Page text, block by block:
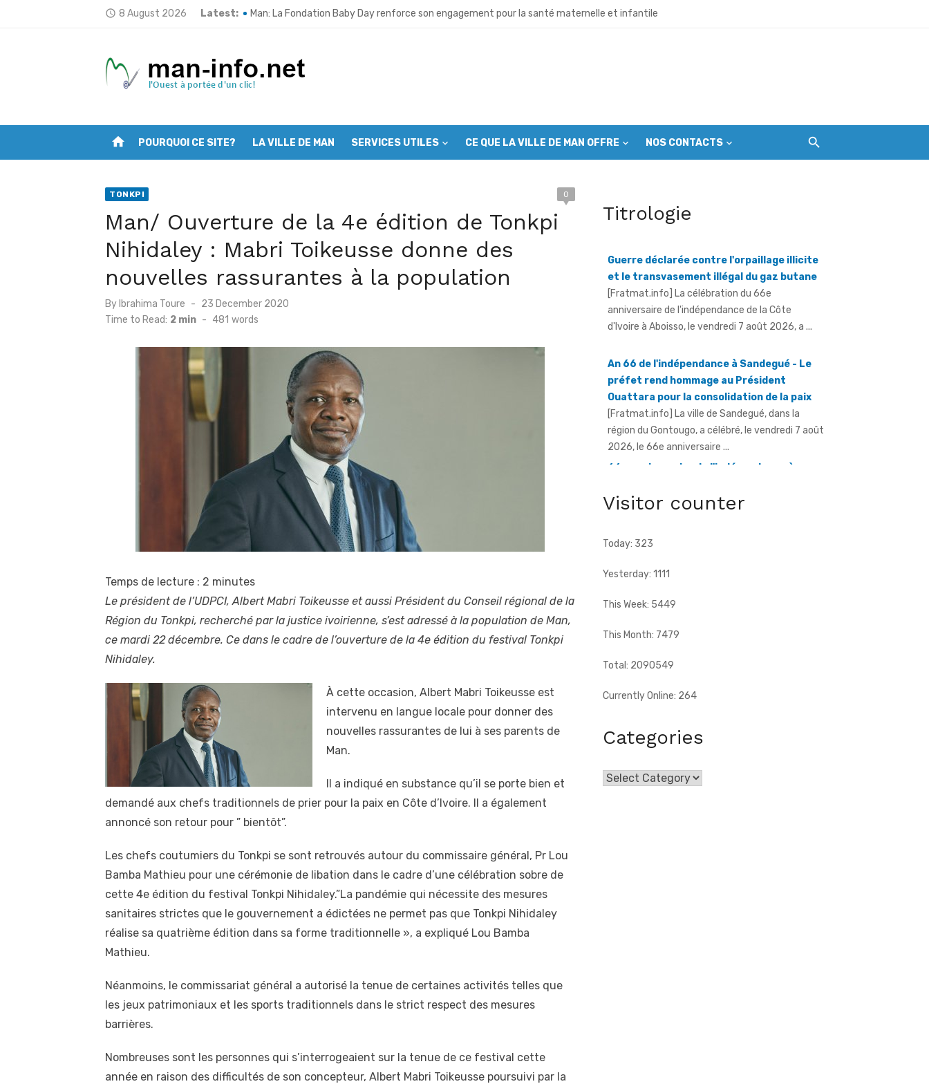
access_time 8 August 2026 Latest: Tonkpi: L’ULDT lance ses activités et appelle à l’union des cadres
Man fait peau neuve avant la fête nationale : Le Grand ménage mobilise autorités et citoyens
Opération “Zéro déchet”: Plus de 1000 jeunes mobilisés à Man pour assainir la ville
Mont Nimba: L’OIPR intensifie ses efforts pour sortir la réserve de la liste du patrimoine mondial en péril
Filière café – cacao : Le SYNAVICI réclame un audit du collège des producteurs
Man: Vincent Koalga prend les rênes du SYNAVICI dans le Grand Ouest
home POURQUOI CE SITE? LA VILLE DE MAN SERVICES UTILES CE QUE LA VILLE DE MAN OFFRE NOS CONTACTS
TONKPI 0
Man/ Ouverture de la 4e édition de Tonkpi
Nihidaley : Mabri Toikeusse donne des
nouvelles rassurantes à la population
By Ibrahima Toure
Posted
23 December 2020
Time to Read: 2 min - 481 words
Temps de lecture : 2 minutes
Le président de l’UDPCI, Albert Mabri Toikeusse et aussi Président du Conseil régional de la
Région du Tonkpi, recherché par la justice ivoirienne, s’est adressé à la population de Man,
ce mardi 22 décembre. Ce dans le cadre de l’ouverture de la 4e édition du festival Tonkpi
Nihidaley.
À cette occasion, Albert Mabri Toikeusse est
intervenu en langue locale pour donner des
nouvelles rassurantes de lui à ses parents de
Man.
Il a indiqué en substance qu’il se porte bien et
demandé aux chefs traditionnels de prier pour la paix en Côte d’Ivoire. Il a également
annoncé son retour pour ” bientôt”.
Les chefs coutumiers du Tonkpi se sont retrouvés autour du commissaire général, Pr Lou
Bamba Mathieu pour une cérémonie de libation dans le cadre d’une célébration sobre de
cette 4e édition du festival Tonkpi Nihidaley.”La pandémie qui nécessite des mesures
sanitaires strictes que le gouvernement a édictées ne permet pas que Tonkpi Nihidaley
réalise sa quatrième édition dans sa forme traditionnelle », a expliqué Lou Bamba
Mathieu.
Néanmoins, le commissariat général a autorisé la tenue de certaines activités telles que
les jeux patrimoniaux et les sports traditionnels dans le strict respect des mesures
barrières.
Nombreuses sont les personnes qui s’interrogeaient sur la tenue de ce festival cette
année en raison des difficultés de son concepteur, Albert Mabri Toikeusse poursuivi par la
Titrologie
Guerre déclarée contre l'orpaillage illicite
et le transvasement illégal du gaz butane
[Fratmat.info] La célébration du 66e
anniversaire de l'indépendance de la Côte
d'Ivoire à Aboisso, le vendredi 7 août 2026, a ...
An 66 de l'indépendance à Sandegué - Le
préfet rend hommage au Président
Ouattara pour la consolidation de la paix
[Fratmat.info] La ville de Sandegué, dans la
région du Gontougo, a célébré, le vendredi 7 août
2026, le 66e anniversaire ...
66e anniversaire de l'indépendance à
face à la menace terroriste
[Fratmat.info] À l'occasion de la célébration du
d'Ivoire, le sous-préfet de Tougbo, dans ...
Visitor counter
Today: 323
Yesterday: 1111
This Week: 5449
This Month: 7479
Total: 2090549
Currently Online: 264
Categories
Categories